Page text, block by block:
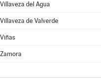
Villaveza del Agua
Villaveza de Valverde
Viñas
Zamora